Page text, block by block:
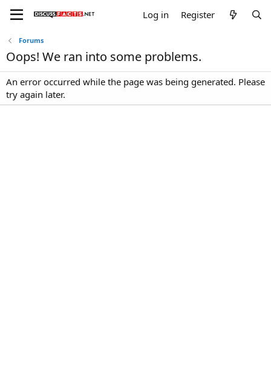
Log in Register
Forums
Oops! We ran into some problems.
An error occurred while the page was being generated. Please
try again later.